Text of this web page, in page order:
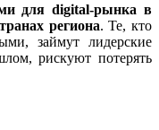
для digital-рынка в
региона. Те, кто
займут лидерские
рискуют потерять